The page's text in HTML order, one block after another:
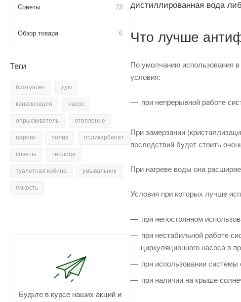
дистиллированная вода
Что лучше
По умолчанию использования
условия:
при непрерывной работе
При замерзании
последствий будет стоить
При нагреве воды она
Условия при которых лучше
при непостоянном
при нестабильной работе
циркуляционного насоса в
при использовании системы
при наличии на крыше
Советы 23
Обзор товара 6
Теги
биотуалет душ
канализация насос
опрыскиватель отопление
парник полив поликарбонат
советы теплица
туалетная кабина умывальник
ёмкость
Будьте в курсе наших акций и